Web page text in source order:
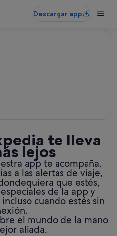
Descargar app
te lleva
lejos
app te acompaña.
a las alertas de viaje,
que estés,
de la app y
cuando estés sin
el mundo de la mano
aliada.